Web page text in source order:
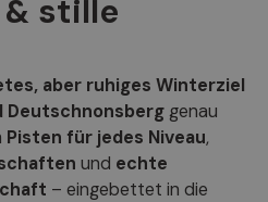
stille
aber ruhiges Winterziel
Deutschnonsberggenau
Pisten für jedes Niveau,
und echte
– eingebettet in die